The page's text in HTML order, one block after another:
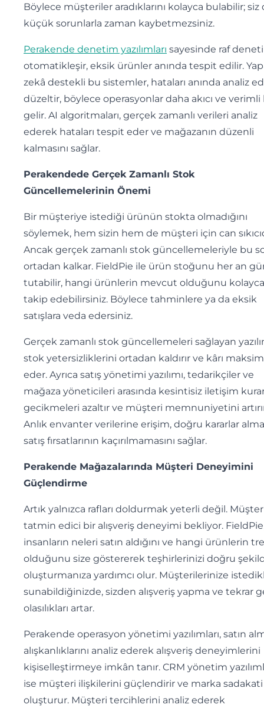
Böylece müşteriler aradıklarını kolayca bulabilir; siz
küçük sorunlarla zaman kaybetmezsiniz.
Perakende denetim yazılımları sayesinde raf
otomatikleşir, eksik ürünler anında tespit edilir.
zekâ destekli bu sistemler, hataları anında analiz
düzeltir, böylece operasyonlar daha akıcı ve verimli
gelir. AI algoritmaları, gerçek zamanlı verileri analiz
ederek hataları tespit eder ve mağazanın düzenli
kalmasını sağlar.
Perakendede Gerçek Zamanlı Stok
Güncellemelerinin Önemi
Bir müşteriye istediği ürünün stokta olmadığını
söylemek, hem sizin hem de müşteri için can
Ancak gerçek zamanlı stok güncellemeleriyle bu
ortadan kalkar. FieldPie ile ürün stoğunu her an
tutabilir, hangi ürünlerin mevcut olduğunu kolayca
takip edebilirsiniz. Böylece tahminlere ya da eksik
satışlara veda edersiniz.
Gerçek zamanlı stok güncellemeleri sağlayan
stok yetersizliklerini ortadan kaldırır ve kârı
eder. Ayrıca satış yönetimi yazılımı, tedarikçiler ve
mağaza yöneticileri arasında kesintisiz iletişim
gecikmeleri azaltır ve müşteri memnuniyetini
Anlık envanter verilerine erişim, doğru kararlar
satış fırsatlarının kaçırılmamasını sağlar.
Perakende Mağazalarında Müşteri Deneyimini
Güçlendirme
Artık yalnızca rafları doldurmak yeterli değil.
tatmin edici bir alışveriş deneyimi bekliyor.
insanların neleri satın aldığını ve hangi ürünlerin
olduğunu size göstererek teşhirlerinizi doğru
oluşturmanıza yardımcı olur. Müşterilerinize
sunabildiğinizde, sizden alışveriş yapma ve tekrar
olasılıkları artar.
Perakende operasyon yönetimi yazılımları, satın
alışkanlıklarını analiz ederek alışveriş deneyimlerini
kişiselleştirmeye imkân tanır. CRM yönetim
ise müşteri ilişkilerini güçlendirir ve marka sadakati
oluşturur. Müşteri tercihlerini analiz ederek